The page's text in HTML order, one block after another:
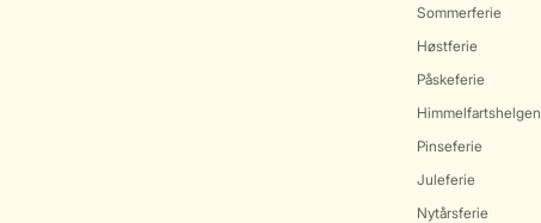
Sommerferie
Høstferie
Påskeferie
Himmelfartshelgen
Pinseferie
Juleferie
Nytårsferie